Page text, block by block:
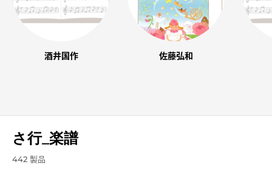
酒井国作 佐藤弘和
さ行_楽譜
442 製品